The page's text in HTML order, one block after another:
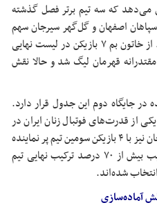
می‌دهد که سه تیم برتر فصل گذشته
سپاهان اصفهان و گل‌گهر سیرجان سهم
قابل توجهی در شاکله تیم ملی دارند. از خاتون بم ۷ بازیکن در لیست نهایی
قهرمان لیگ شد و حالا نقش
دعوت‌شده در جایگاه دوم این جدول قرار دارد.
از قدرت‌های فوتبال زنان ایران در
سال‌های اخیر بوده است. گل‌گهر سیرجان نیز با ۴ بازیکن سومین تیم پر نماینده
در فهرست تیم ملی است. به این ترتیب بیش از ۷۰ درصد ترکیب نهایی تیم
شده‌اند.
آماده‌سازی